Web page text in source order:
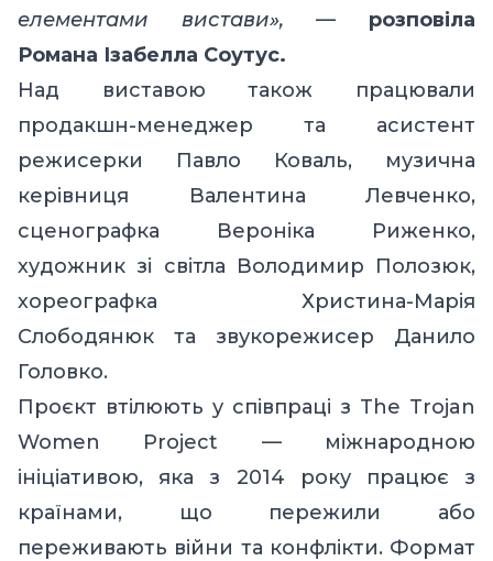
елементами вистави», — розповіла
Романа Ізабелла Соутус.
Над виставою також працювали
продакшн-менеджер та асистент
режисерки Павло Коваль, музична
керівниця Валентина Левченко,
сценографка Вероніка Риженко,
художник зі світла Володимир Полозюк,
хореографка Христина-Марія
Слободянюк та звукорежисер Данило
Головко.
Проєкт втілюють у співпраці з The Trojan
Women Project — міжнародною
ініціативою, яка з 2014 року працює з
країнами, що пережили або
переживають війни та конфлікти. Формат